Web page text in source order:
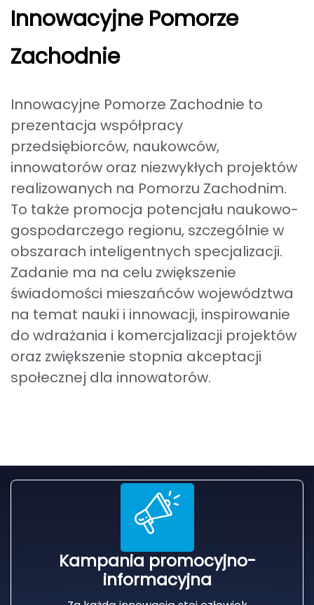
Innowacyjne Pomorze
Zachodnie
Innowacyjne Pomorze Zachodnie to
prezentacja współpracy
przedsiębiorców, naukowców,
innowatorów oraz niezwykłych projektów
realizowanych na Pomorzu Zachodnim.
To także promocja potencjału naukowo-
gospodarczego regionu, szczególnie w
obszarach inteligentnych specjalizacji.
Zadanie ma na celu zwiększenie
świadomości mieszańców województwa
na temat nauki i innowacji, inspirowanie
do wdrażania i komercjalizacji projektów
oraz zwiększenie stopnia akceptacji
społecznej dla innowatorów.
Kampania promocyjno-
informacyjna